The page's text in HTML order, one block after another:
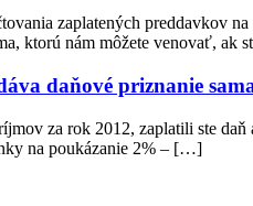
zaplatených preddavkov
ktorú nám môžete venovať,
daňové priznanie
za rok 2012, zaplatili ste
na poukázanie 2% – […]